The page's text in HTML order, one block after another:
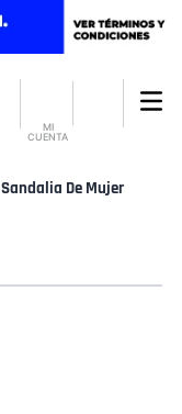
MI
CUENTA
Sandalia De Mujer